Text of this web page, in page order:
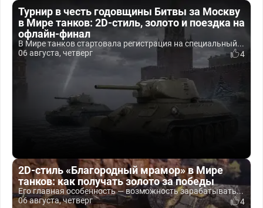
Турнир в честь годовщины Битвы за Москву
в Мире танков: 2D-стиль, золото и поездка на
офлайн-финал
В Мире танков стартовала регистрация на специальный...
06 августа, четверг
4
2D-стиль «Благородный мрамор» в Мире
танков: как получать золото за победы
Его главная особенность — возможность зарабатывать...
06 августа, четверг
4